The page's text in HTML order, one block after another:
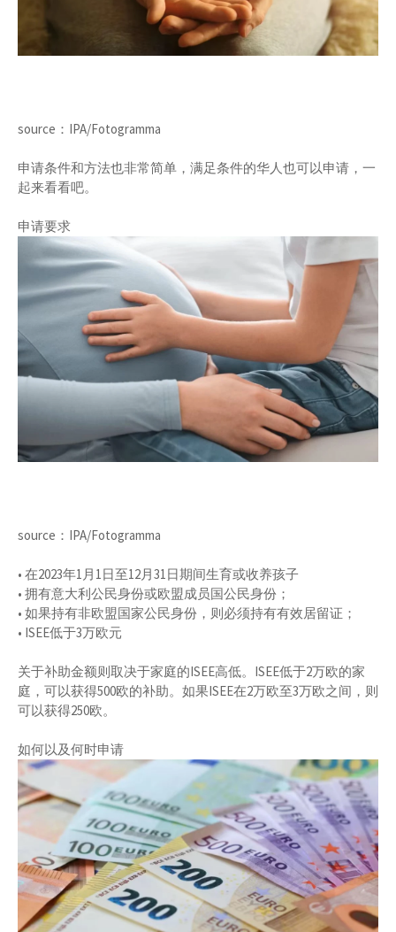
source：IPA/Fotogramma
申请条件和方法也非常简单，满足条件的华人也可以申请，一
起来看看吧。
申请要求
source：IPA/Fotogramma
• 在2023年1月1日至12月31日期间生育或收养孩子
• 拥有意大利公民身份或欧盟成员国公民身份；
• 如果持有非欧盟国家公民身份，则必须持有有效居留证；
• ISEE低于3万欧元
关于补助金额则取决于家庭的ISEE高低。ISEE低于2万欧的家
庭，可以获得500欧的补助。如果ISEE在2万欧至3万欧之间，则
可以获得250欧。
如何以及何时申请